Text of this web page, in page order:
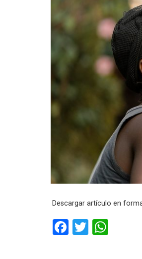
Descargar artículo en
F
T